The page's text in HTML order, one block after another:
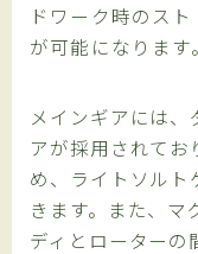
ドワーク時のス
が可能になります。
メインギアには
アが採用されてお
め、ライトソル
きます。また、マ
ディとローターの